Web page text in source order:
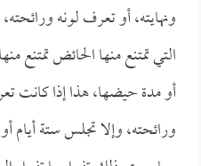
ونهايته، أو تعرف لونه
التي تمتنع منها الحائض تمتنع
أو مدة حيضها، هذا إذا كانت
ورائحته، وإلا تجلس ستة أيام